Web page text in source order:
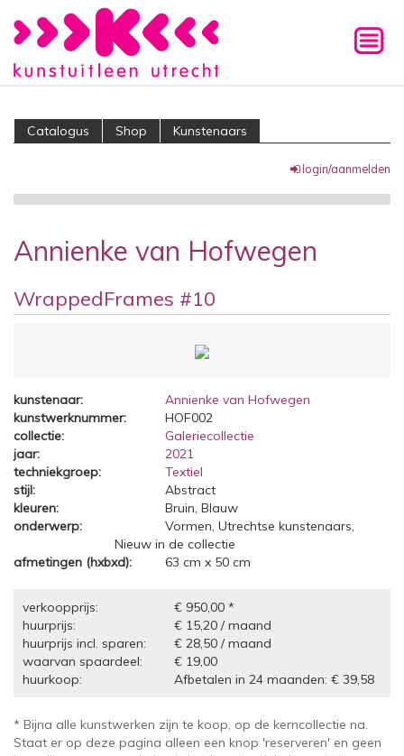
Catalogus Shop Kunstenaars
login/aanmelden
Annienke van Hofwegen
WrappedFrames #10
kunstenaar:
Annienke van Hofwegen
kunstwerknummer:
HOF002
collectie:
Galeriecollectie
jaar:
2021
techniekgroep:
Textiel
stijl:
Abstract
kleuren:
Bruin, Blauw
onderwerp:
Vormen, Utrechtse kunstenaars,
Nieuw in de collectie
afmetingen (hxbxd):
63 cm x 50 cm
verkoopprijs:
€ 950,00 *
huurprijs:
€ 15,20 / maand
huurprijs incl. sparen:
€ 28,50 / maand
waarvan spaardeel:
€ 19,00
huurkoop:
Afbetalen in 24 maanden: € 39,58
* Bijna alle kunstwerken zijn te koop, op de kerncollectie na.
Staat er op deze pagina alleen een knop 'reserveren' en geen